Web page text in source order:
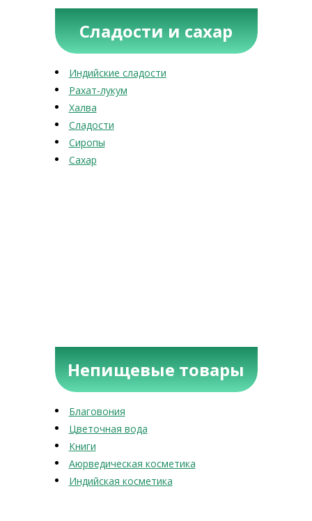
Сладости и сахар
Индийские сладости
Рахат-лукум
Халва
Сладости
Сиропы
Сахар
Непищевые товары
Благовония
Цветочная вода
Книги
Аюрведическая косметика
Индийская косметика